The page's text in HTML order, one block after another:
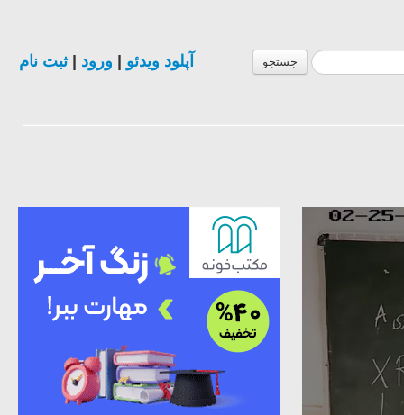
جستجو آپلود ویدئو ورود |ثبت نام